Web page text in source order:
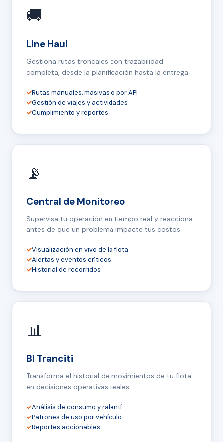
🚚
Line Haul
Gestiona rutas troncales con trazabilidad
completa, desde la planificación hasta la entrega.
✓Rutas manuales, masivas o por API
✓Gestión de viajes y actividades
✓Cumplimiento y reportes
📡
Central de Monitoreo
Supervisa tu operación en tiempo real y reacciona
antes de que un problema impacte tus costos.
✓Visualización en vivo de la flota
✓Alertas y eventos críticos
✓Historial de recorridos
📊
BI Tranciti
Transforma el historial de movimientos de tu flota
en decisiones operativas reales.
✓Análisis de consumo y ralentí
✓Patrones de uso por vehículo
✓Reportes accionables